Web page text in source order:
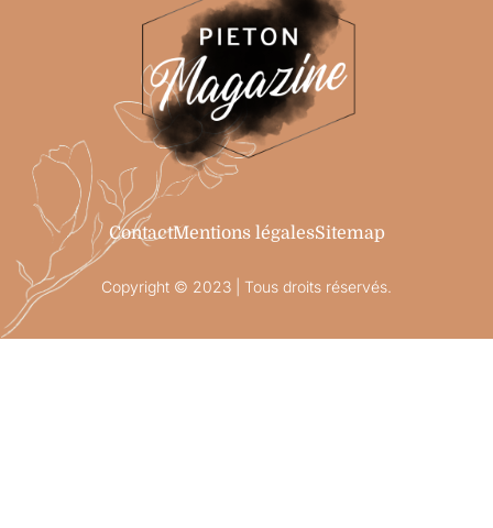
ContactMentions légalesSitemap
Copyright © 2023 | Tous droits réservés.